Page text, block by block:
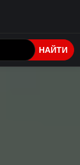
НАЙТИ